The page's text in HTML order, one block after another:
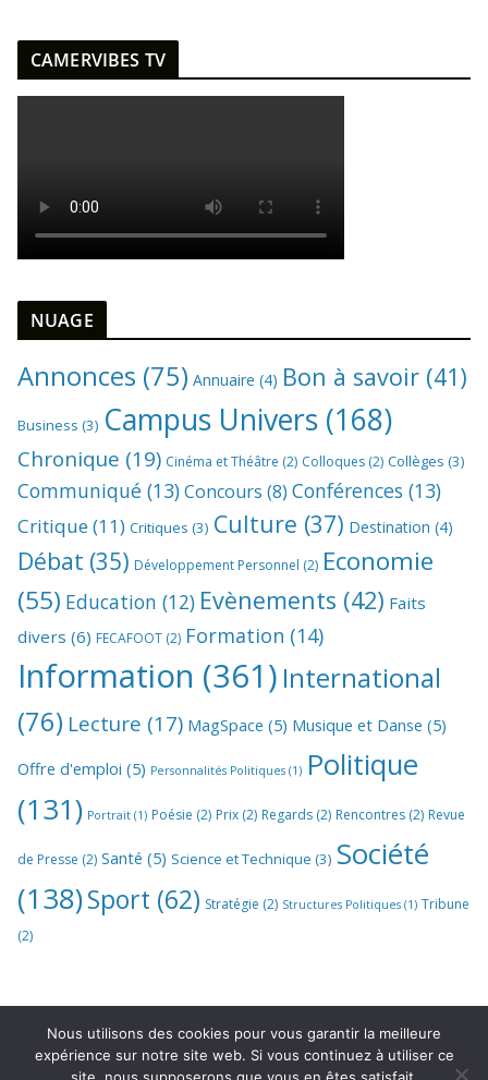
CAMERVIBES TV
NUAGE
Annonces (75) Annuaire (4) Bon à savoir (41)
Business (3) Campus Univers (168)
Chronique (19) Cinéma et Théâtre (2) Colloques (2) Collèges (3)
Communiqué (13)Concours (8) Conférences (13)
Critique(11) Critiques (3) Culture (37) Destination (4)
Débat (35) Développement Personnel (2) Economie
(55) Education (12) Evènements (42) Faits
divers (6) FECAFOOT (2) Formation (14)
Information (361) International
(76) Lecture (17) MagSpace (5) Musique et Danse (5)
Offre d'emploi (5) Personnalités Politiques (1) Politique
(131) Portrait (1) Poésie (2) Prix (2) Regards (2) Rencontres (2) Revue
de Presse (2) Santé (5) Science et Technique (3) Société
(138)Sport (62) Stratégie (2) Structures Politiques (1) Tribune
(2)
Nous utilisons des cookies pour vous garantir la meilleure
expérience sur notre site web. Si vous continuez à utiliser ce